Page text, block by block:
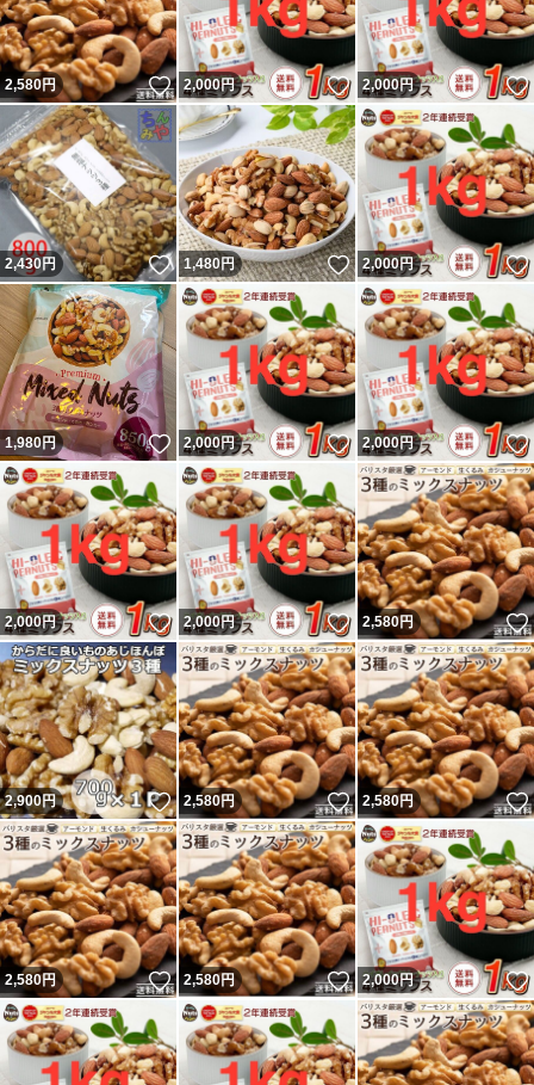
2,580円 いいね！
2,000円 いいね！
2,000円
2,430円 いいね！
1,480円 いいね！
2,000円
1,980円 いいね！
2,000円 いいね！
2,000円
2,000円 いいね！
2,000円 いいね！
2,580円
2,900円 いいね！
2,580円 いいね！
2,580円
2,580円 いいね！
2,580円 いいね！
2,000円